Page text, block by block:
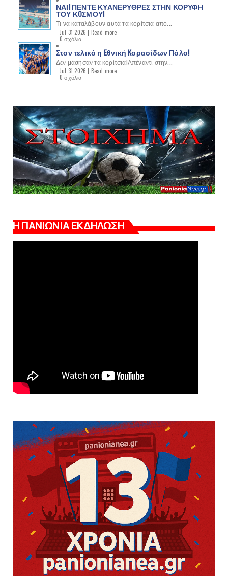
ΝΑΙ! ΠΕΝΤΕ ΚΥΑΝΕΡΥΘΡΕΣ ΣΤΗΝ ΚΟΡΥΦΗ
ΤΟΥ ΚOΣΜΟΥ!
Τι να καταλάβουν αυτά τα κορίτσια από...
Jul 31 2026 | Read more
0 σχόλια
Στον τελικό η Eθνική Kορασίδων Πόλο!
Δεν μάσησαν τα κορίτσια!Απέναντι στην...
Jul 31 2026 | Read more
0 σχόλια
Η ΠΑΝΙΩΝΙΑ ΕΚΔΗΛΩΣΗ